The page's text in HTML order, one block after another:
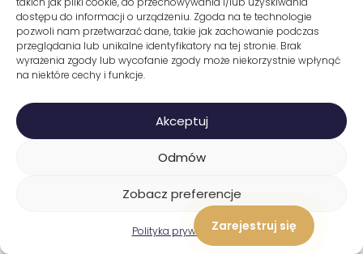
dostępu do informacji o urządzeniu. Zgoda na te technologie
pozwoli nam przetwarzać dane, takie jak zachowanie podczas
przeglądania lub unikalne identyfikatory na tej stronie. Brak
wyrażenia zgody lub wycofanie zgody może niekorzystnie wpłynąć
na niektóre cechy i funkcje.
Akceptuj
Odmów
Zobacz preferencje
Polityka prywatności
wiernym rodzinnemu DNA.
Chcesz wiedzieć więcej?
Bezpieczeństwo psychologiczne w firmie rodzinnej
Bezpieczeństwo
psychologiczne w firmie
Zarejestruj się